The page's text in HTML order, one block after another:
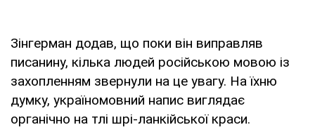
Зінгерман додав, що поки він виправляв
писанину, кілька людей російською мовою із
захопленням звернули на це увагу. На їхню
думку, україномовний напис виглядає
органічно на тлі шрі-ланкійської краси.